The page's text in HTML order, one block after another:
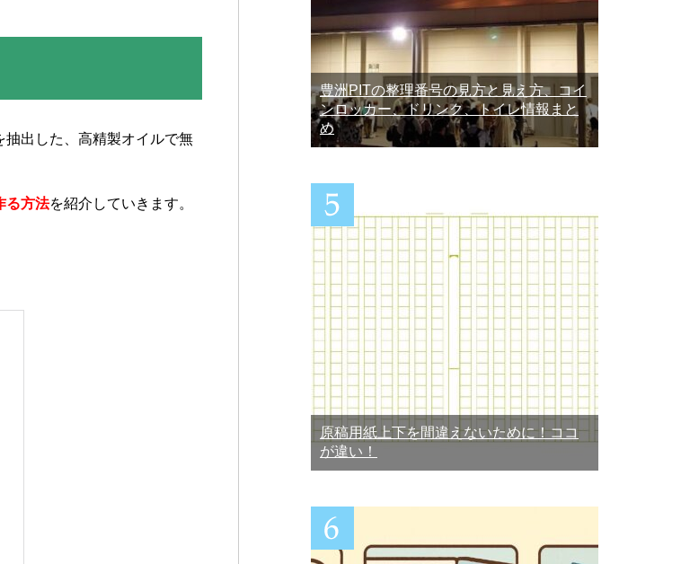
出した、高精製オイルで無
る方法を紹介していきます。
豊洲PITの整理番号の見方と見え方、コイ
ンロッカー、ドリンク、トイレ情報まと
め
原稿用紙上下を間違えないために！ココ
が違い！